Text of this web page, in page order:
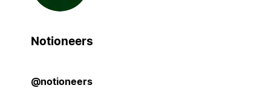
Notioneers
@notioneers